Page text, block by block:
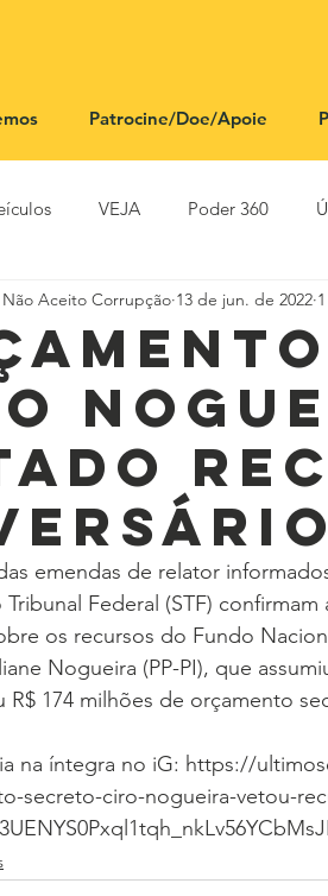
Patrocine/Doe/Apoie
VEJA Poder 360
SBT News Rádio Justiça
Aceito Corrupção 13 de jun. de 2022
emendas de relator
Federal (STF)
os recursos do Fundo
Nogueira (PP-PI), que
R$ 174 milhões de orçamento
na íntegra no iG: https://
secreto-ciro-nogueira-vetou-